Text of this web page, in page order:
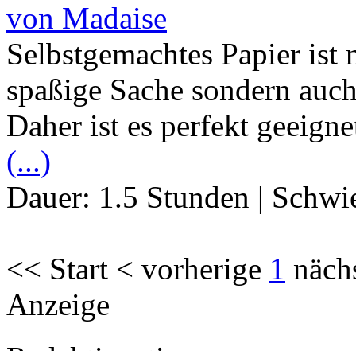
von Madaise
Selbstgemachtes Papier
spaßige Sache sondern
Daher ist es perfekt
(...)
Dauer: 1.5 Stunden |
<< Start < vorherige 1
Anzeige